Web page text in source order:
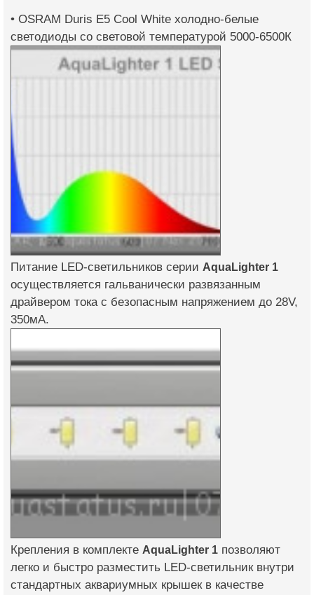
• OSRAM Duris E5 Cool White холодно-белые
светодиоды со световой температурой 5000-6500К
Питание LED-светильников серии AquaLighter 1
осуществляется гальванически развязанным
драйвером тока с безопасным напряжением до 28V,
350мА.
Крепления в комплекте AquaLighter 1 позволяют
легко и быстро разместить LED-светильник внутри
стандартных аквариумных крышек в качестве